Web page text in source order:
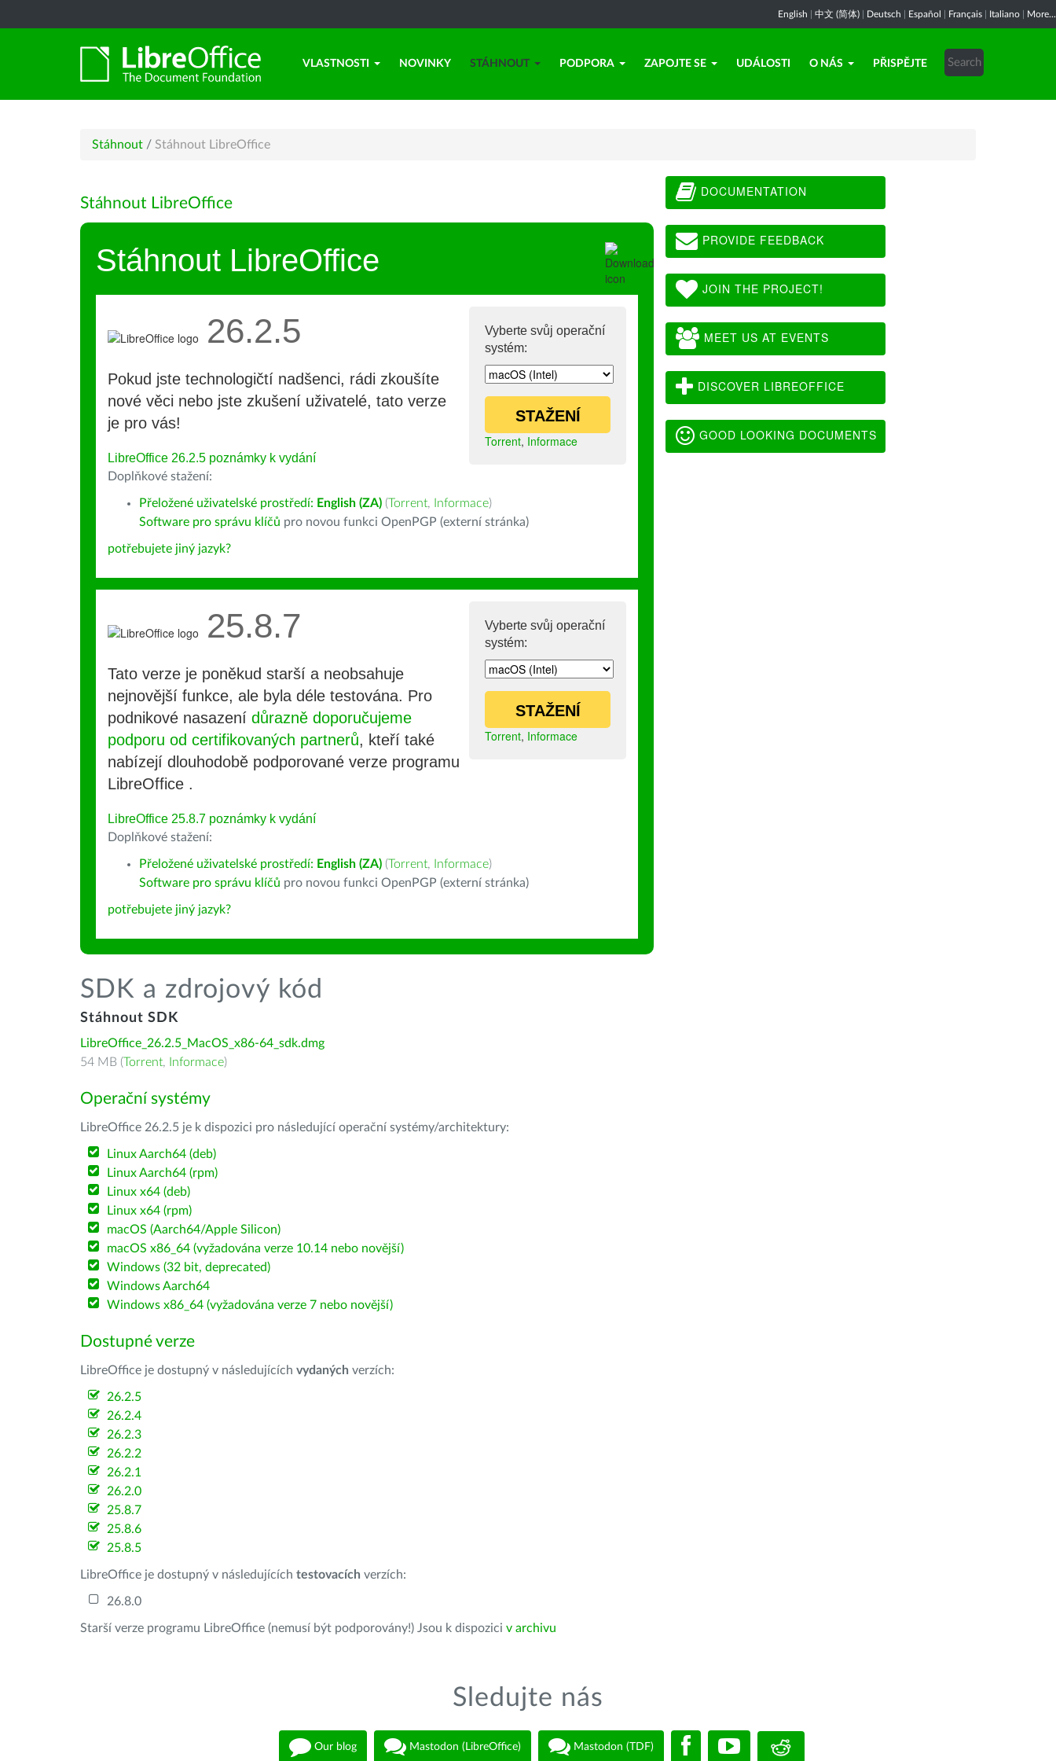
English 中文 (简体) Deutsch Español Français Italiano More...
VLASTNOSTI NOVINKY STÁHNOUT PODPORA ZAPOJTE SE UDÁLOSTI O NÁS PŘISPĚJTE
Stáhnout / Stáhnout LibreOffice
Stáhnout LibreOffice
Stáhnout LibreOffice
Vyberte svůj operační
systém:
STAŽENÍ
Torrent, Informace
26.2.5
Pokud jste technologičtí nadšenci, rádi zkoušíte
nové věci nebo jste zkušení uživatelé, tato verze
je pro vás!
LibreOffice 26.2.5 poznámky k vydání
Doplňkové stažení:
Přeložené uživatelské prostředí: English (ZA) (Torrent, Informace)
Software pro správu klíčů pro novou funkci OpenPGP (externí stránka)
potřebujete jiný jazyk?
Vyberte svůj operační
systém:
STAŽENÍ
Torrent, Informace
25.8.7
Tato verze je poněkud starší a neobsahuje
nejnovější funkce, ale byla déle testována. Pro
podnikové nasazení důrazně doporučujeme
podporu od certifikovaných partnerů, kteří také
nabízejí dlouhodobě podporované verze programu
LibreOffice .
LibreOffice 25.8.7 poznámky k vydání
Doplňkové stažení:
Přeložené uživatelské prostředí: English (ZA) (Torrent, Informace)
Software pro správu klíčů pro novou funkci OpenPGP (externí stránka)
potřebujete jiný jazyk?
SDK a zdrojový kód
Stáhnout SDK
LibreOffice_26.2.5_MacOS_x86-64_sdk.dmg
54 MB (Torrent, Informace)
Operační systémy
LibreOffice 26.2.5 je k dispozici pro následující operační systémy/architektury:
Linux Aarch64 (deb)
Linux Aarch64 (rpm)
Linux x64 (deb)
Linux x64 (rpm)
macOS (Aarch64/Apple Silicon)
macOS x86_64 (vyžadována verze 10.14 nebo novější)
Windows (32 bit, deprecated)
Windows Aarch64
Windows x86_64 (vyžadována verze 7 nebo novější)
Dostupné verze
LibreOffice je dostupný v následujících vydaných verzích:
26.2.5
26.2.4
26.2.3
26.2.2
26.2.1
26.2.0
25.8.7
25.8.6
25.8.5
LibreOffice je dostupný v následujících testovacích verzích:
26.8.0
Starší verze programu LibreOffice (nemusí být podporovány!) Jsou k dispozici v archivu
DOCUMENTATION
PROVIDE FEEDBACK
JOIN THE PROJECT!
MEET US AT EVENTS
DISCOVER LIBREOFFICE
GOOD LOOKING DOCUMENTS
Sledujte nás
Our blog Mastodon (LibreOffice) Mastodon (TDF)